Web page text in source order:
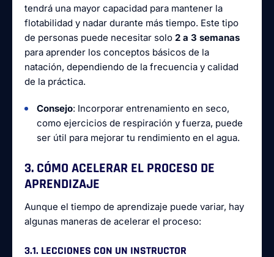
tendrá una mayor capacidad para mantener la
flotabilidad y nadar durante más tiempo. Este tipo
de personas puede necesitar solo 2 a 3 semanas
para aprender los conceptos básicos de la
natación, dependiendo de la frecuencia y calidad
de la práctica.
Consejo: Incorporar entrenamiento en seco,
como ejercicios de respiración y fuerza, puede
ser útil para mejorar tu rendimiento en el agua.
3. CÓMO ACELERAR EL PROCESO DE
APRENDIZAJE
Aunque el tiempo de aprendizaje puede variar, hay
algunas maneras de acelerar el proceso:
3.1. LECCIONES CON UN INSTRUCTOR